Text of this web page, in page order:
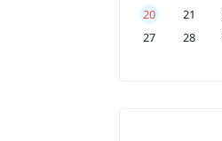
20
21
27
28